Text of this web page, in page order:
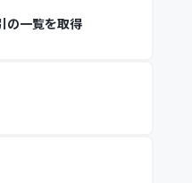
の一覧を取得